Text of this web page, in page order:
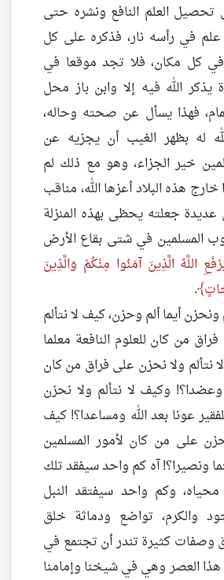
العلم النافع ونشره حتى
في رأسه نار، فذكره على كل
كل مكان، فلا تجد موقعا في
يذكر الله فيه إلا وابن باز محل
فهذا يسأل عن صحته وحاله،
له بظهر الغيب أن يجزيه عن
خير الجزاء، وهو مع ذلك لم
هذه البلاد أعزها الله، مناقب
جعلته يحظى بهذه المنزلة
المسلمين في شتى بقاع الأرض
اللَّهُ الَّذِينَ آمَنُوا مِنْكُمْ وَالَّذِينَ
.
ونحزن أيما ألم وحزن، كيف لا نتألم
من كان للعلوم النافعة معلما
نتألم ولا نحزن على فراق من كان
وكيف لا نتألم ولا نحزن
عونا بعد الله ومساعدا؟! كيف
على من كان لأمور المسلمين
ونصيرا؟! آه كم واحد سيفقد تلك
وكم واحد سيفتقد النبل
والكرم، تواضع ودماثة خلق
كثيرة تندر أن تجتمع في
العصر وهي في شيخنا وإمامنا